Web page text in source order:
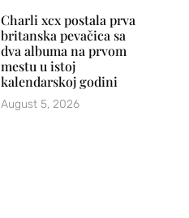
Charli xcx postala prva
britanska pevačica sa
dva albuma na prvom
mestu u istoj
kalendarskoj godini
August 5, 2026